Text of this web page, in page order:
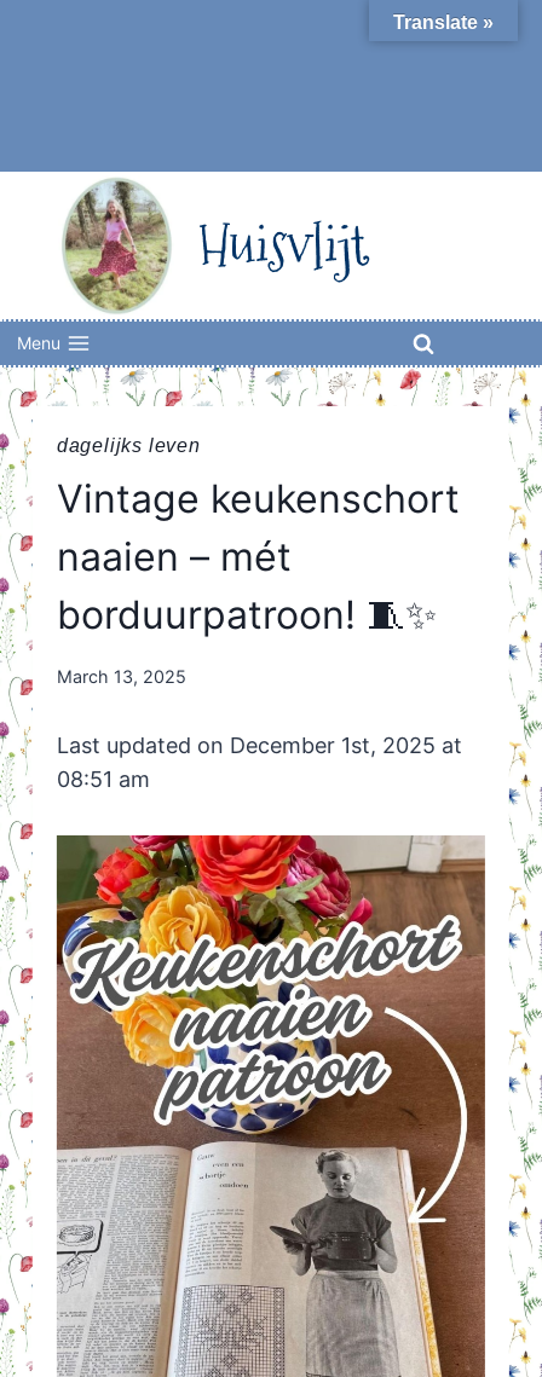
Huisvlijt
Menu
dagelijks leven
Vintage keukenschort
naaien – mét
borduurpatroon! 🧵✨
By
March 13, 2025
Last updated on December 1st, 2025 at
08:51 am
Translate »